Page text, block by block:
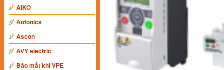
AIKO
Autonics
Ascon
AVY electric
Báo mất khí VPE